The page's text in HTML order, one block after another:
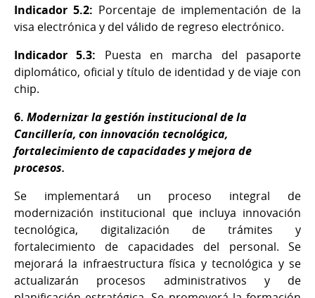
Indicador 5.2: Porcentaje de implementación de la
visa electrónica y del válido de regreso electrónico.
Indicador 5.3: Puesta en marcha del pasaporte
diplomático, oficial y título de identidad y de viaje con
chip.
6. Modernizar la gestión institucional de la
Cancillería, con innovación tecnológica,
fortalecimiento de capacidades y mejora de
procesos.
Se implementará un proceso integral de
modernización institucional que incluya innovación
tecnológica, digitalización de trámites y
fortalecimiento de capacidades del personal. Se
mejorará la infraestructura física y tecnológica y se
actualizarán procesos administrativos y de